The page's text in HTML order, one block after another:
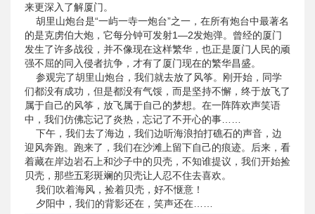
来更深入了解厦门。
胡里山炮台是“一屿一寺一炮台”之一，在所有炮台中最著名
的是克虏伯大炮，它每分钟可发射1—2发炮弹。曾经的厦门
发生了许多战役，并不像现在这样繁华，也正是厦门人民的顽
强不屈的同入侵者抗争，才有了厦门现在的繁华昌盛。
参观完了胡里山炮台，我们就去放了风筝。刚开始，同学
们都没有成功，但是都没有气馁，而是坚持不懈，终于放飞了
属于自己的风筝，放飞属于自己的梦想。在一阵阵欢声笑语
中，我们仿佛忘记了炎热，忘记了不开心的事……
下午，我们去了海边，我们边听海浪拍打礁石的声音，边
迎风奔跑。跑来了，我们在沙滩上留下自己的痕迹。后来，看
着藏在岸边岩石上和沙子中的贝壳，不知谁提议，我们开始捡
贝壳，那些五彩斑斓的贝壳让人忍不住去喜欢。
我们吹着海风，捡着贝壳，好不惬意！
夕阳中，我们的背影还在，笑声还在……